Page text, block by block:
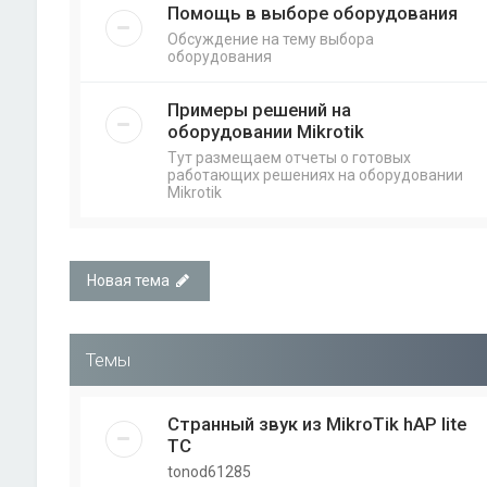
Помощь в выборе оборудования
Обсуждение на тему выбора
оборудования
Примеры решений на
оборудовании Mikrotik
Тут размещаем отчеты о готовых
работающих решениях на оборудовании
Mikrotik
Новая тема
Темы
Странный звук из MikroTik hAP lite
TC
tonod61285